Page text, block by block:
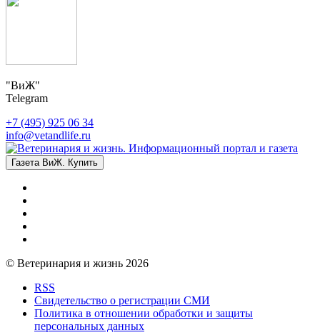
"ВиЖ"
Telegram
+7 (495) 925 06 34
info@vetandlife.ru
Газета ВиЖ. Купить
© Ветеринария и жизнь 2026
RSS
Свидетельство о регистрации СМИ
Политика в отношении обработки и защиты
персональных данных